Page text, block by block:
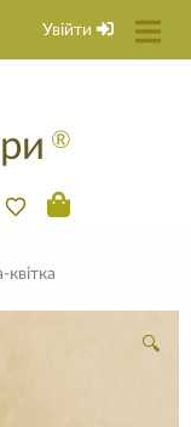
Увійти
®
🔍